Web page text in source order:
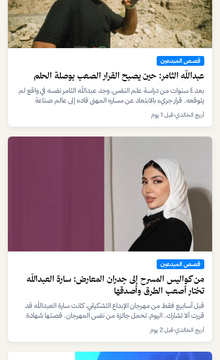
قصص المبدعين
عبدالله الثامر: حين يصبح القرار الصعب بوصلة الحلم
بعد ٤ سنوات من دراسة علم النفس، وجد عبدالله الثامر نفسه في واقع لم
يتوقعه. قرار جريء بالابتعاد عن مساره المهني قاده إلى عالم صناعة
الأفلام، حيث أسس هوية فكرية قوية وعرض أعماله على منصة نتفليكس.
أريج الخالدي•قبل 1 يوم
قصص المبدعين
من كواليس المسرح إلى جدران المعارض: سارة العبدالله
تختار أصعب الطرق وأصدقها
قبل أسابيع فقط من مهرجان الإبداع التشكيلي، كانت سارة العبدالله قد
قررت ألا تشارك. اليوم، تحمل جائزة من نفس المهرجان. قصتها شهادة
على أن النجاح الحقيقي يكمن في الشجاعة لاختيار طريقك الخاص.
أريج الخالدي•قبل 2 يوم